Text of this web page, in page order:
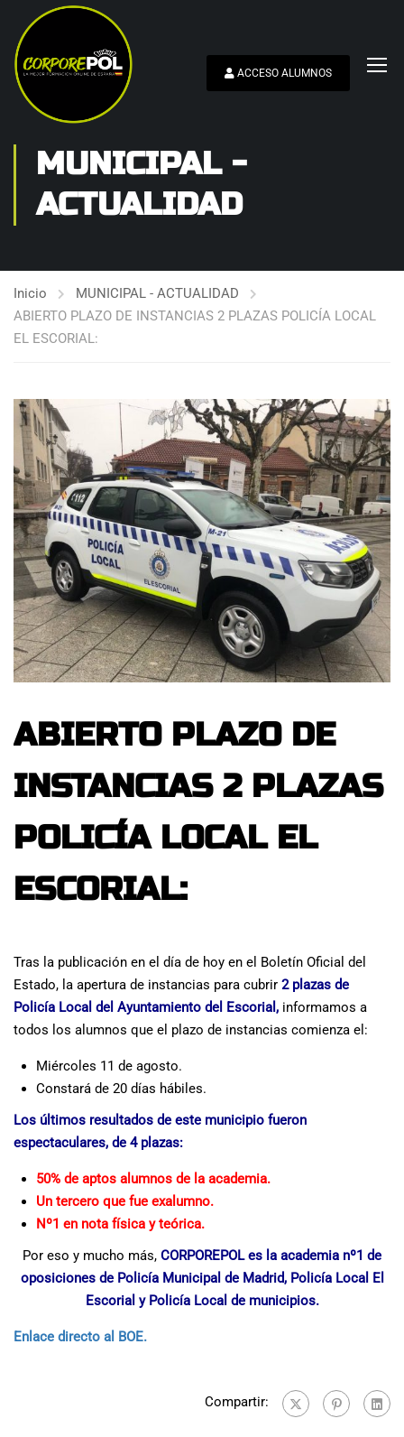
ACCESO ALUMNOS
MUNICIPAL -
ACTUALIDAD
Inicio
MUNICIPAL - ACTUALIDAD
ABIERTO PLAZO DE INSTANCIAS 2 PLAZAS POLICÍA LOCAL
EL ESCORIAL:
ABIERTO PLAZO DE
INSTANCIAS 2 PLAZAS
POLICÍA LOCAL EL
ESCORIAL:
Tras la publicación en el día de hoy en el Boletín Oficial del
Estado, la apertura de instancias para cubrir 2 plazas de
Policía Local del Ayuntamiento del Escorial, informamos a
todos los alumnos que el plazo de instancias comienza el:
Miércoles 11 de agosto.
Constará de 20 días hábiles.
Los últimos resultados de este municipio fueron
espectaculares, de 4 plazas:
50% de aptos alumnos de la academia.
Un tercero que fue exalumno.
Nº1 en nota física y teórica.
Por eso y mucho más, CORPOREPOL es la academia nº1 de
oposiciones de Policía Municipal de Madrid, Policía Local El
Escorial y Policía Local de municipios.
Enlace directo al BOE.
Compartir: